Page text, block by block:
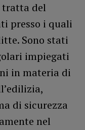
tratta del
presso i quali
Sono stati
impiegati
in materia di
di sicurezza
nel